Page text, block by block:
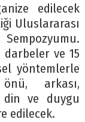
edilecek
Uluslararası
ve 15
yöntemlerle
arkası,
din ve duygu
edilecek.